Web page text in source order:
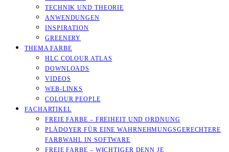
TECHNIK UND THEORIE
ANWENDUNGEN
INSPIRATION
GREENERY
THEMA FARBE
HLC COLOUR ATLAS
DOWNLOADS
VIDEOS
WEB-LINKS
COLOUR PEOPLE
FACHARTIKEL
FREIE FARBE – FREIHEIT UND ORDNUNG
PLÄDOYER FÜR EINE WAHRNEHMUNGS­­GERECHTERE
FARBWAHL IN SOFTWARE
FREIE FARBE – WICHTIGER DENN JE